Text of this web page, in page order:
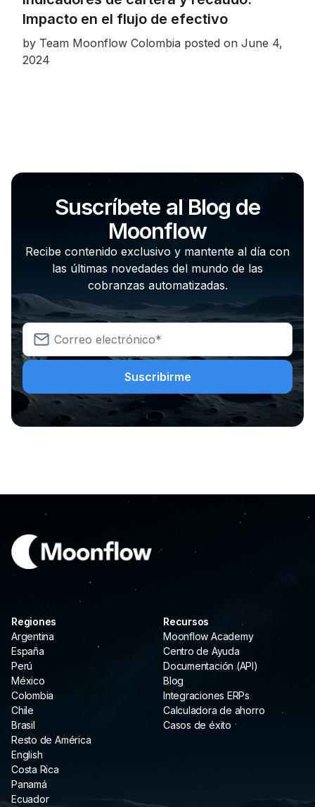
Impacto en el flujo de efectivo
by Team Moonflow Colombia posted on June 4,
2024
Suscríbete al Blog de
Moonflow
Recibe contenido exclusivo y mantente al día con
las últimas novedades del mundo de las
cobranzas automatizadas.
Regiones
Argentina
España
Perú
México
Colombia
Chile
Brasil
Resto de América
English
Costa Rica
Panamá
Ecuador
Recursos
Moonflow Academy
Centro de Ayuda
Documentación (API)
Blog
Integraciones ERPs
Calculadora de ahorro
Casos de éxito